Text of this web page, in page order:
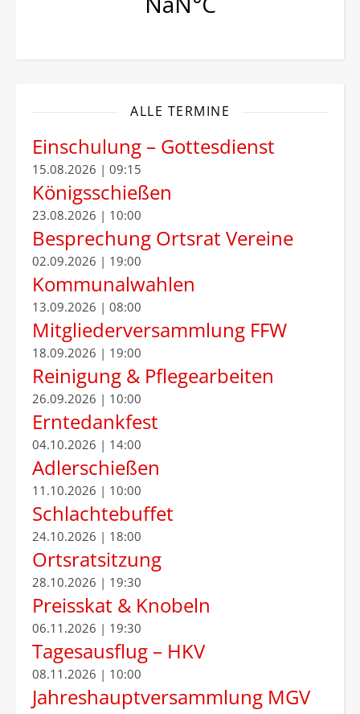
ALLE TERMINE
Einschulung – Gottesdienst
15.08.2026 | 09:15
Königsschießen
23.08.2026 | 10:00
Besprechung Ortsrat Vereine
02.09.2026 | 19:00
Kommunalwahlen
13.09.2026 | 08:00
Mitgliederversammlung FFW
18.09.2026 | 19:00
Reinigung & Pflegearbeiten
26.09.2026 | 10:00
Erntedankfest
04.10.2026 | 14:00
Adlerschießen
11.10.2026 | 10:00
Schlachtebuffet
24.10.2026 | 18:00
Ortsratsitzung
28.10.2026 | 19:30
Preisskat & Knobeln
06.11.2026 | 19:30
Tagesausflug – HKV
08.11.2026 | 10:00
Jahreshauptversammlung MGV